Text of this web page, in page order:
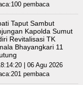
pembaca
Taput Sambut
Kapolda Sumut
Revitalisasi TK
Bhayangkari 11
| 06 Agu 2026
pembaca